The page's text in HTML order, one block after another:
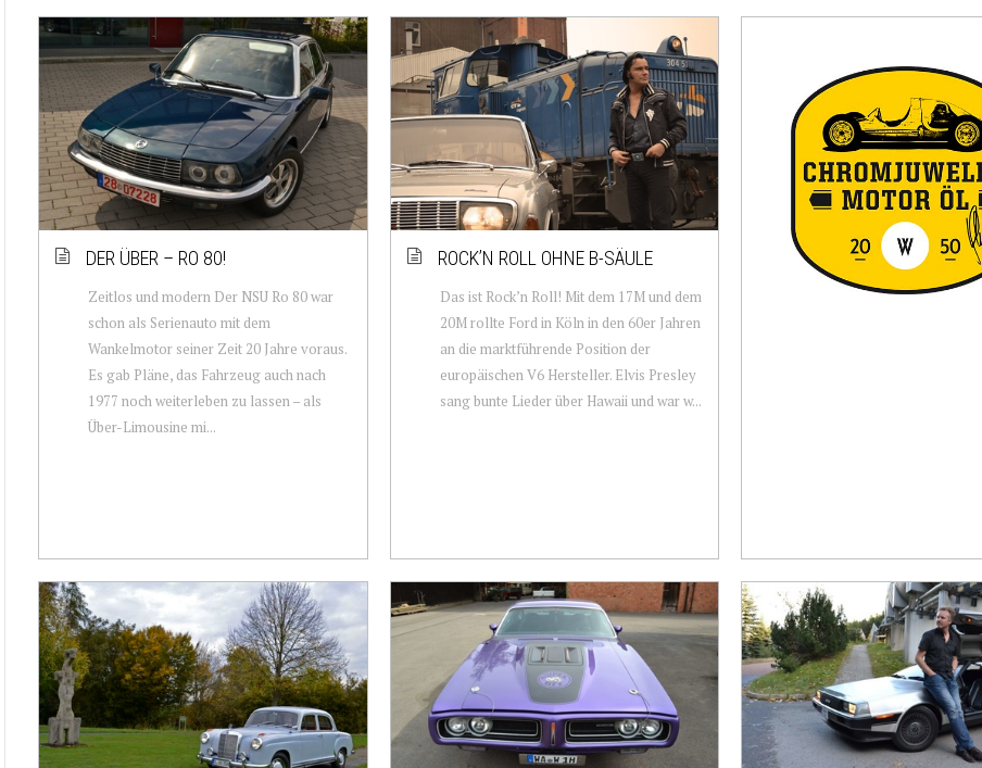
DER ÜBER – RO 80!
Zeitlos und modern Der NSU Ro 80 war
schon als Serienauto mit dem
Wankelmotor seiner Zeit 20 Jahre voraus.
Es gab Pläne, das Fahrzeug auch nach
1977 noch weiterleben zu lassen – als
Über-Limousine mi...
ROCK’N ROLL OHNE B-SÄULE
Das ist Rock’n Roll! Mit dem 17M und dem
20M rollte Ford in Köln in den 60er Jahren
an die marktführende Position der
europäischen V6 Hersteller. Elvis Presley
sang bunte Lieder über Hawaii und war w...